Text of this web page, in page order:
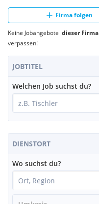
Firma folgen
Keine Jobangebote dieser Firma
verpassen!
JOBTITEL
Welchen Job suchst du?
DIENSTORT
Wo suchst du?